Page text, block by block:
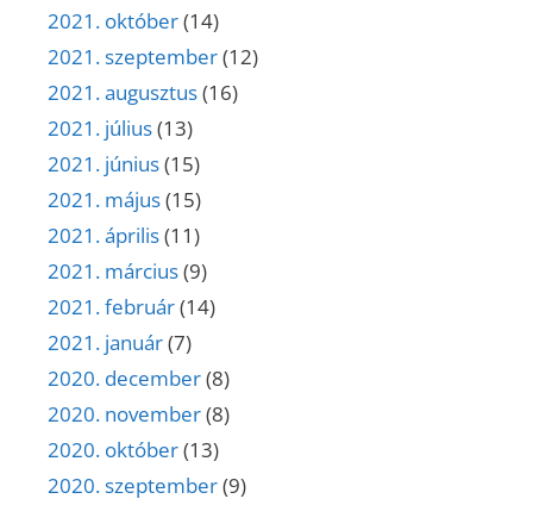
2021. október(14)
2021. szeptember(12)
2021. augusztus(16)
2021. július(13)
2021. június(15)
2021. május(15)
2021. április(11)
2021. március(9)
2021. február(14)
2021. január(7)
2020. december(8)
2020. november(8)
2020. október(13)
2020. szeptember(9)